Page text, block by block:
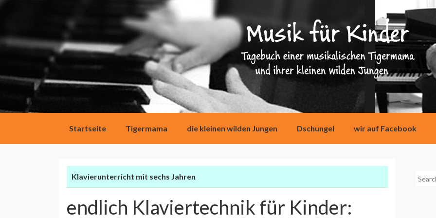
Direkt
Startseite Tigermama die kleinen wilden Jungen Dschungel wir auf Facebook
Klavierunterricht mit sechs Jahren
endlich Klaviertechnik für Kinder: